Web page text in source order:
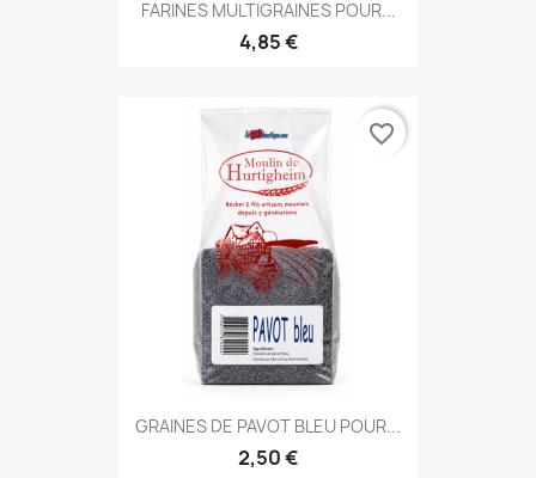
FARINES MULTIGRAINES POUR...
4,85 €
GRAINES DE PAVOT BLEU POUR...
2,50 €
favorite_border